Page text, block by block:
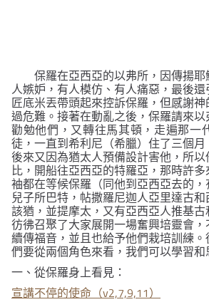
保羅在亞西亞的以弗所，因傳揚
人嫉妒，有人模仿、有人痛惡，最後
匠底米丟帶頭起來控訴保羅，但感謝
過危難。接著在動亂之後，保羅請來以
勸勉他們，又轉往馬其頓，走遍那一
徒，一直到希利尼（希臘）住了三個月
後來又因為猶太人預備設計害他，所
比，開船往亞西亞的特羅亞，那時許
袖都在等候保羅（同他到亞西亞去的
兒子所巴特，帖撒羅尼迦人亞里達古
該猶，並提摩太，又有亞西亞人推基
彷彿召聚了大家展開一場奮興培靈會
續傳福音，並且也給予他們栽培訓練
們要從兩個角色來看，我們可以學習和
一、從保羅身上看見：
宣講不停的使命（v2,7,9,11 ）